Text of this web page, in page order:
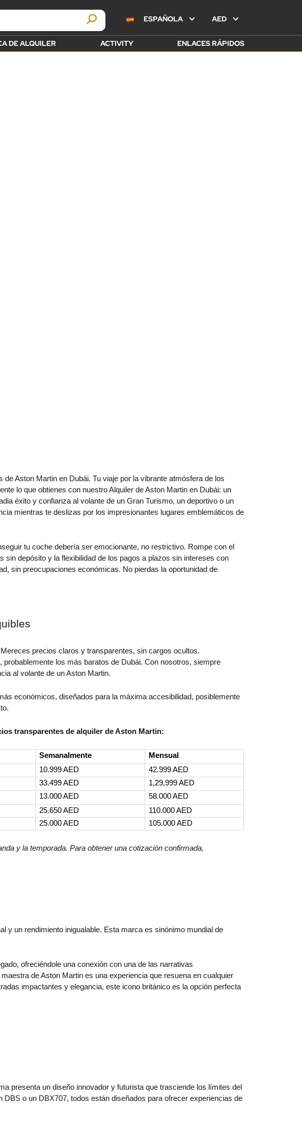
ESPAÑOLA AED
DE ALQUILER ACTIVITY ENLACES RÁPIDOS
Aston Martin en Dubái. Tu viaje por la vibrante atmósfera de los
lo que obtienes con nuestro Alquiler de Aston Martin en Dubái: un
éxito y confianza al volante de un Gran Turismo, un deportivo o un
mientras te deslizas por los impresionantes lugares emblemáticos de
tu coche debería ser emocionante, no restrictivo. Rompe con el
depósito y la flexibilidad de los pagos a plazos sin intereses con
sin preocupaciones económicas. No pierdas la oportunidad de
precios claros y transparentes, sin cargos ocultos.
los más baratos de Dubái. Con nosotros, siempre
al volante de un Aston Martin.
económicos, diseñados para la máxima accesibilidad, posiblemente
transparentes de alquiler de Aston Martin:
Semanalmente
Mensual
10.999 AED
42.999 AED
33.499 AED
1,29,999 AED
13.000 AED
58.000 AED
25.650 AED
110.000 AED
25.000 AED 105.000 AED
y la temporada. Para obtener una cotización confirmada,
y un rendimiento inigualable. Esta marca es sinónimo mundial de
ofreciéndole una conexión con una de las narrativas
de Aston Martin es una experiencia que resuena en cualquier
impactantes y elegancia, este icono británico es la opción perfecta
presenta un diseño innovador y futurista que trasciende los límites del
o un DBX707, todos están diseñados para ofrecer experiencias de